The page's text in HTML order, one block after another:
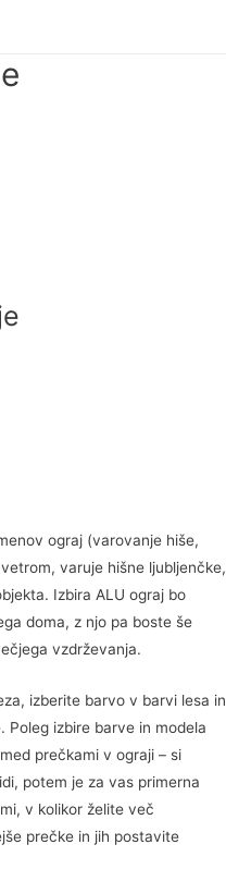
ograj (varovanje hiše,
varuje hišne ljubljenčke,
Izbira ALU ograj bo
doma, z njo pa boste še
vzdrževanja.
izberite barvo v barvi lesa in
Poleg izbire barve in modela
prečkami v ograji – si
potem je za vas primerna
v kolikor želite več
prečke in jih postavite